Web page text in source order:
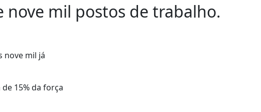
mil postos de trabalho.
nove mil já
15% da força